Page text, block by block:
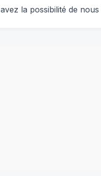
la possibilité de nous